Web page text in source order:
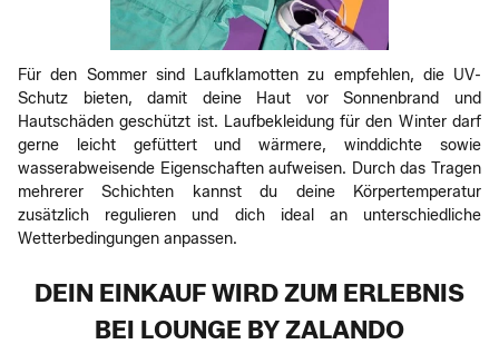
Für den Sommer sind Laufklamotten zu empfehlen, die UV-
Schutz bieten, damit deine Haut vor Sonnenbrand und
Hautschäden geschützt ist. Laufbekleidung für den Winter darf
gerne leicht gefüttert und wärmere, winddichte sowie
wasserabweisende Eigenschaften aufweisen. Durch das Tragen
mehrerer Schichten kannst du deine Körpertemperatur
zusätzlich regulieren und dich ideal an unterschiedliche
Wetterbedingungen anpassen.
DEIN EINKAUF WIRD ZUM ERLEBNIS
BEI LOUNGE BY ZALANDO